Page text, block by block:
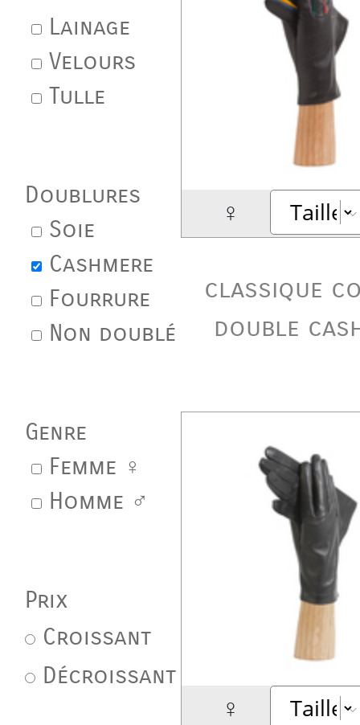
Lainage
Velours
Tulle
Doublures
Soie
Cashmere
Fourrure
Non doublé
Genre
Femme ♀
Homme ♂
Prix
Croissant
Décroissant
♀
classique
double
♀